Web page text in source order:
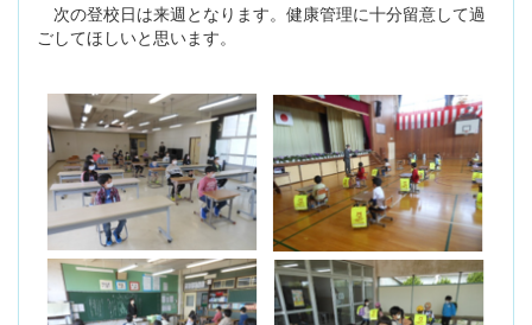
次の登校日は来週となります。健康管理に十分留意して過
ごしてほしいと思います。